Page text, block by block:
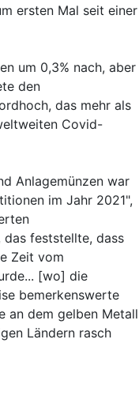
ersten Mal seit einer
um 0,3% nach, aber
den
das mehr als
Covid-
Anlagemünzen war
im Jahr 2021",
das feststellte, dass
Zeit vom
[wo] die
bemerkenswerte
an dem gelben Metall
Ländern rasch